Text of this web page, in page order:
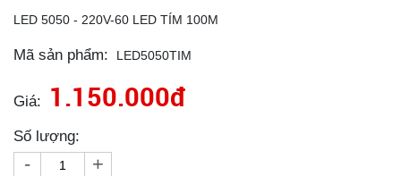
LED 5050 - 220V-60 LED TÍM 100M
Mã sản phẩm: LED5050TIM
Giá: 1.150.000đ
Số lượng:
- +